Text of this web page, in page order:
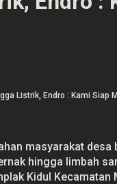
Listrik, Endro : Kami
masyarakat desa
hingga limbah
Kidul Kecamatan